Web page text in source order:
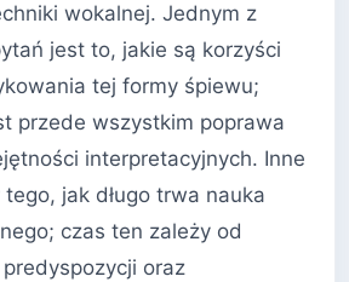
wokalnej. Jednym z
jest to, jakie są korzyści
tej formy śpiewu;
przede wszystkim poprawa
interpretacyjnych. Inne
jak długo trwa nauka
czas ten zależy od
oraz